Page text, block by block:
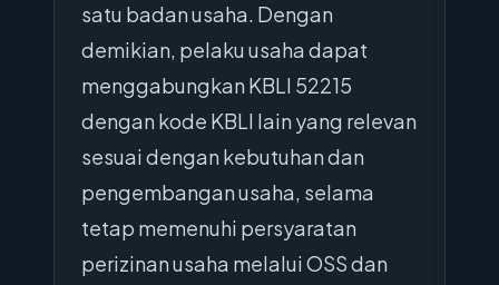
satu badan usaha. Dengan
demikian, pelaku usaha dapat
menggabungkan KBLI 52215
dengan kode KBLI lain yang relevan
sesuai dengan kebutuhan dan
pengembangan usaha, selama
tetap memenuhi persyaratan
perizinan usaha melalui OSS dan